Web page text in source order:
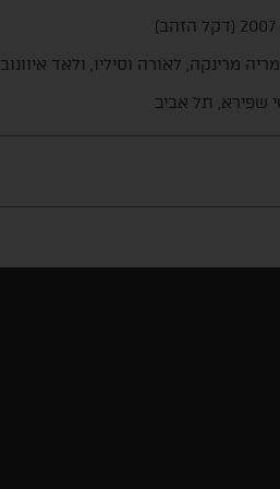
מרינקה, לאורה וסיליו, ולאד איוונוב
שפירא, תל אביב